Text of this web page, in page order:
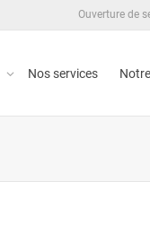
Ouverture de
Nos services